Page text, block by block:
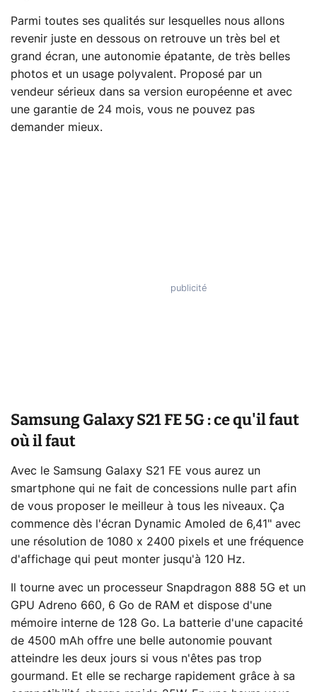
Parmi toutes ses qualités sur lesquelles nous allons
revenir juste en dessous on retrouve un très bel et
grand écran, une autonomie épatante, de très belles
photos et un usage polyvalent. Proposé par un
vendeur sérieux dans sa version européenne et avec
une garantie de 24 mois, vous ne pouvez pas
demander mieux.
Samsung Galaxy S21 FE 5G : ce qu'il faut
où il faut
Avec le Samsung Galaxy S21 FE vous aurez un
smartphone qui ne fait de concessions nulle part afin
de vous proposer le meilleur à tous les niveaux. Ça
commence dès l'écran Dynamic Amoled de 6,41" avec
une résolution de 1080 x 2400 pixels et une fréquence
d'affichage qui peut monter jusqu'à 120 Hz.
Il tourne avec un processeur Snapdragon 888 5G et un
GPU Adreno 660, 6 Go de RAM et dispose d'une
mémoire interne de 128 Go. La batterie d'une capacité
de 4500 mAh offre une belle autonomie pouvant
atteindre les deux jours si vous n'êtes pas trop
gourmand. Et elle se recharge rapidement grâce à sa